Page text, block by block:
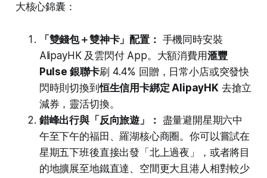
大核心錦囊：
「雙錢包＋雙神卡」配置： 手機同時安裝
AlipayHK 及雲閃付 App。大額消費用滙豐
Pulse 銀聯卡刷 4.4% 回贈，日常小店或突發快
閃時則切換到恒生信用卡綁定 AlipayHK去搶立
減券，靈活切換。
錯峰出行與「反向旅遊」： 盡量避開星期六中
午至下午的福田、羅湖核心商圈。你可以嘗試在
星期五下班後直接出發「北上過夜」，或者將目
的地擴展至地鐵直達、空間更大且港人相對較少